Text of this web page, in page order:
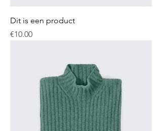
Dit is een product
Price
€10.00